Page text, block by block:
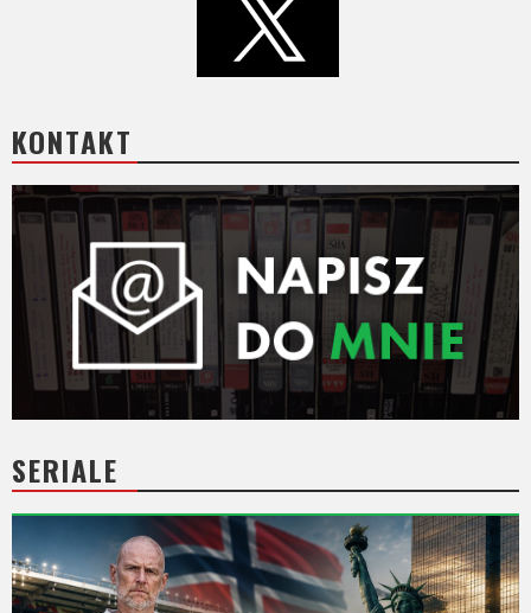
KONTAKT
SERIALE